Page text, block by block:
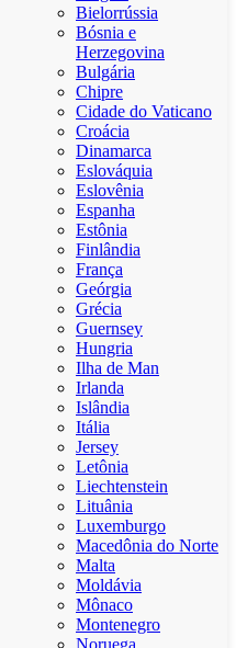
Bielorrússia
Bósnia e
Herzegovina
Bulgária
Chipre
Cidade do Vaticano
Croácia
Dinamarca
Eslováquia
Eslovênia
Espanha
Estônia
Finlândia
França
Geórgia
Grécia
Guernsey
Hungria
Ilha de Man
Irlanda
Islândia
Itália
Jersey
Letônia
Liechtenstein
Lituânia
Luxemburgo
Macedônia do Norte
Malta
Moldávia
Mônaco
Montenegro
Noruega